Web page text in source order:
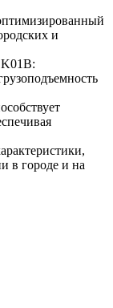
и
в городе и на